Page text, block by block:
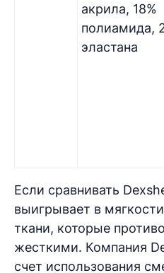
акрила, 18%
полиамида,
эластана
Если сравнивать
выигрывает в
ткани, которые
жесткими. Компания
счет использования